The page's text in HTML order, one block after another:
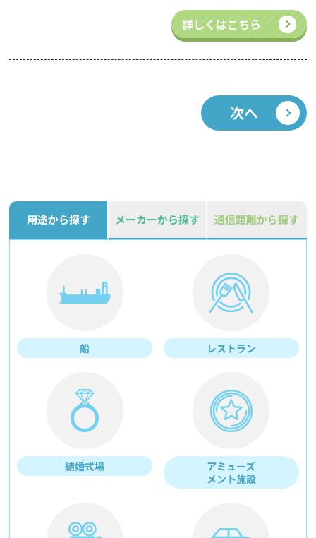
詳しくはこちら
次へ
用途から探す メーカーから探す 通信距離から探す
船 レストラン
結婚式場
アミューズ
メント施設